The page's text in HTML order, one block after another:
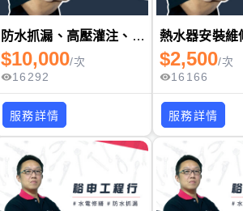
防水抓漏、高壓灌注、壁癌處理
$10,000/次
16292
服務詳情
熱水器安裝維
$2,500/次
16166
服務詳情